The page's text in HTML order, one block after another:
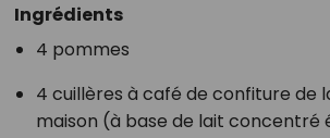
Ingrédients
4 pommes
4 cuillères à café de confiture de
maison (à base de lait concentré